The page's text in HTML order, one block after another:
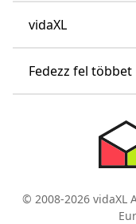
vidaXL
Fedezz fel többet
© 2008-2026 vidaXL